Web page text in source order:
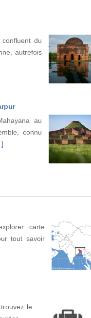
du
autrefois
au
connu
carte
tout savoir
le